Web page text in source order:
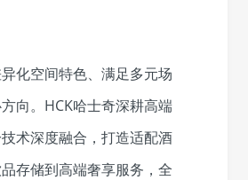
化空间特色、满足多元场
向。HCK哈士奇深耕高端
术深度融合，打造适配酒
存储到高端奢享服务，全